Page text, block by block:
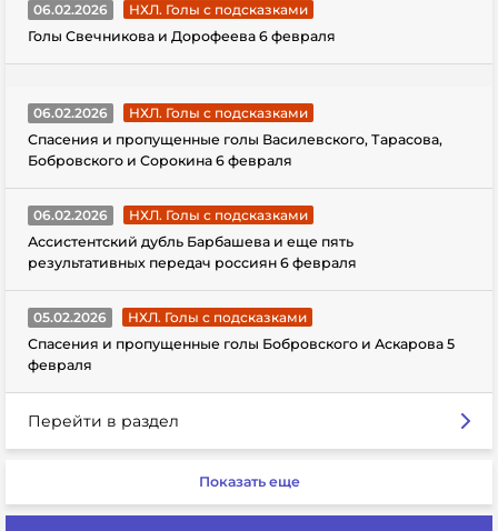
06.02.2026
НХЛ. Голы с подсказками
Голы Свечникова и Дорофеева 6 февраля
06.02.2026
НХЛ. Голы с подсказками
Спасения и пропущенные голы Василевского, Тарасова,
Бобровского и Сорокина 6 февраля
06.02.2026
НХЛ. Голы с подсказками
Ассистентский дубль Барбашева и еще пять
результативных передач россиян 6 февраля
05.02.2026
НХЛ. Голы с подсказками
Спасения и пропущенные голы Бобровского и Аскарова 5
февраля
Перейти в раздел
Показать еще